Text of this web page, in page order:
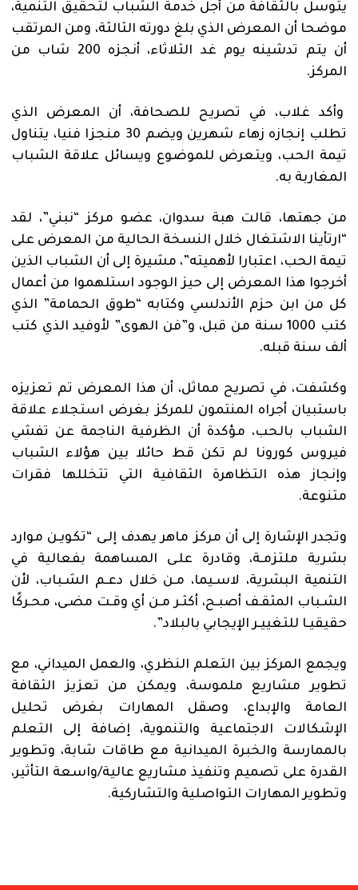
يتوسل بالثقافة من أجل خدمة الشباب لتحقيق التنمية،
موضحا أن المعرض الذي بلغ دورته الثالثة، ومن المرتقب
أن يتم تدشينه يوم غد الثلاثاء، أنجزه 200 شاب من
المركز.
وأكد غلاب، في تصريح للصحافة، أن المعرض الذي
تطلب إنجازه زهاء شهرين ويضم 30 منجزا فنيا، يتناول
تيمة الحب، ويتعرض للموضوع ويسائل علاقة الشباب
المغاربة به.
من جهتها، قالت هبة سدوان، عضو مركز “نبني”، لقد
“ارتأينا الاشتغال خلال النسخة الحالية من المعرض على
تيمة الحب، اعتبارا لأهميته”، مشيرة إلى أن الشباب الذين
أخرجوا هذا المعرض إلى حيز الوجود استلهموا من أعمال
كل من ابن حزم الأندلسي وكتابه “طوق الحمامة” الذي
كتب 1000 سنة من قبل، و”فن الهوى” لأوفيد الذي كتب
ألف سنة قبله.
وكشفت، في تصريح مماثل، أن هذا المعرض تم تعزيزه
باستبيان أجراه المنتمون للمركز بغرض استجلاء علاقة
الشباب بالحب، مؤكدة أن الظرفية الناجمة عن تفشي
فيروس كورونا لم تكن قط حائلا بين هؤلاء الشباب
وإنجاز هذه التظاهرة الثقافية التي تتخللها فقرات
متنوعة.
وتجدر الإشارة إلى أن مركز ماهر يهدف إلـى “تكويـن موارد
بشرية ملتزمـة، وقادرة علـى المساهمة بفعالية في
التنمية البشرية، لاسـيما، مـن خلال دعـم الشـباب، لأن
الشـباب المثقـف أصبـح، أكثـر مـن أي وقـت مضـى، محـركًا
حقيقيـا للتغييـر الإيجابي بالبلاد”.
ويجمع المركز بين التعلم النظري، والعمل الميداني، مع
تطوير مشاريع ملموسة، ويمكن من تعزيز الثقافة
العامة والإبداع، وصقل المهارات بغرض تحليل
الإشكالات الاجتماعية والتنموية، إضافة إلى التعلم
بالممارسة والخبرة الميدانية مع طاقات شابة، وتطوير
القدرة على تصميم وتنفيذ مشاريع عالية/واسعة التأثير،
وتطوير المهارات التواصلية والتشاركية.